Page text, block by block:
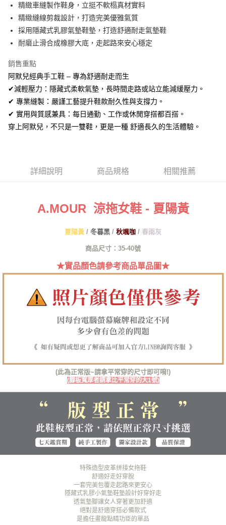
國泰世華商業銀行
兆豐國際商業銀行
臺灣中小企業銀行
台中商業銀行
匯豐（台灣）商業銀行
華泰商業銀行
聯邦商業銀行
遠東國際商業銀行
元大商業銀行
永豐商業銀行
台新國際商業銀行
台灣樂天信用卡公司
Apple Pay
街口支付
Google Pay
全盈+PAY
AFTEE先享後付
相關說明
【關於「AFTEE先享後付」】
２．便利：只要手機號碼，簡訊認證，即可結帳。
３．安心：先確認商品／服務後，再付款。
１．於結帳方式選擇「AFTEE先享後付」後，將跳轉至「AFTEE先享後付」
結帳頁面，進行簡訊認證並確認金額後，即可完成結帳。
３．收到繳費通知簡訊後14天內，點擊此簡訊中的連結，可透過四大超商／
※ 請注意：結帳手續完成當下不需立刻繳費，但若您需要取消訂單，請聯絡
後付繳納相關費用。
※ 交易是否成功請以「AFTEE先享後付 」之結帳頁面顯示為準，若有關於
客戶支援中心」
https://netprotections.freshdesk.com/support/home
１．透過由恩沛科技股份有限公司提供之「AFTEE先享後付」服務完成之交
易，需依本服務之必要範圍內提供個人資料，並將交易相關給付款項請求債
２．關於個人資料處理事宜，請瀏覽以下網址：
３．未成年的使用者請事先徵得法定代理人或監護人之同意方可使用
「AFTEE先享後付」，若未經同意申辦者引起之損失，本公司不負相關責
４．使用「AFTEE先享後付」時，將依據個別帳號之用戶狀況，依本公司即
時審查核予不同之上限額度；若仍有額度不足之情形，本公司將視審查結果
請求用戶進行身份認證。
５．嚴禁一人註冊多個帳號或使用他人資訊註冊。若發現惡意使用之情形，
恩沛科技股份有限公司將有權停止該用戶之使用額度並採取法律行動。
付款後全家取貨
付款後7-11取貨
每筆NT$60，滿NT$1,380(含以上)免運費
每筆NT$100，滿NT$1,380(含以上)免運費
海外宅配（貨到付運費）
精緻車縫製作鞋身，立挺不軟榻真材實料
精緻縫線剪裁設計，打造完美優雅氣質
採用隱藏式乳膠氣墊鞋墊，打造舒適耐走氣墊鞋
耐磨止滑合成橡膠大底，走起路來安心穩定
銷售重點
阿默兒經典手工鞋 – 專為舒適耐走而生
✔減輕壓力：隱藏式柔軟氣墊，長時間走路或站立能減緩壓力。
✔ 專業縫製：嚴謹工藝提升鞋款耐久性與支撐力。
✔ 實用與質感兼具：每日通勤、工作或休閒穿搭都百搭。
穿上阿默兒，不只是一雙鞋，更是一種 舒適長久的生活體驗。
詳細說明 商品規格 相關推薦
A.MOUR 涼拖女鞋 - 夏陽黃
夏陽黃 / 冬暮黑 / 秋颯咖 / 春雨灰
商品尺寸：35-40號
★實品顏色請參考商品單品圖★
(此為正常版~請拿平常穿的尺寸即可唷!)
(腳板寬厚者請拿比平常穿的大1號)
特殊造型皮革拼接女拖鞋
舒適好走好穿脫
一套完美包覆走起路來更安心
隱藏式乳膠小氣墊鞋墊設計好穿好走
透氣墊腳讓女人穿著更加舒適
絕對是舒適穿搭必備款式
是擔任畫龍點睛功臣的單品